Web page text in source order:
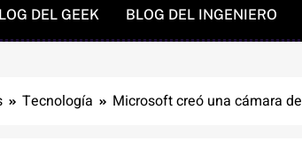
DEL GEEK BLOG DEL INGENIERO
Tecnología Microsoft creó una cámara